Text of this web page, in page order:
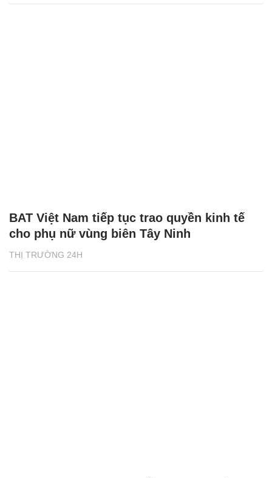
THỊ TRƯỜNG 24H
BAT Việt Nam tiếp tục trao quyền kinh tế
cho phụ nữ vùng biên Tây Ninh